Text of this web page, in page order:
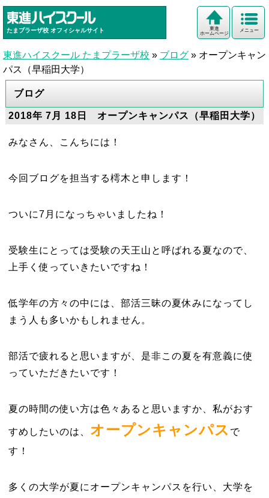
たまプラーザ校 オフィシャルサイト メニュー
東進
ホームページ
東進ハイスクール たまプラーザ校 » ブログ » オープンキャン
パス（早稲田大学）
ブログ
2018年 7月 18日 オープンキャンパス（早稲田大学）
みなさん、こんちには！
今回ブログを担当する樗木と申します！
ついに7月になっちゃいましたね！
受験生にとっては受験の天王山と呼ばれる夏なので、
上手く使っていきたいですね！
低学年の方々の中には、部活三昧の夏休みになってし
まう人も多いかもしれません。
部活で疲れると思いますが、是非この夏を有意義に使
っていただきたいです！
夏の時間の使い方は色々あると思いますか、私がおす
すめしたいのは、 オープンキャンパス で
す！
多くの大学が夏にオープンキャンパスを行い、大学を